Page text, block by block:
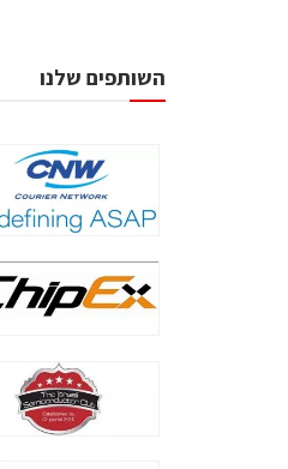
השותפים שלנו